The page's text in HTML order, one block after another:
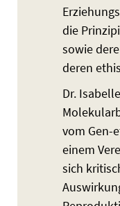
die
sowie
deren
Dr.
vom Gen-
einem
sich